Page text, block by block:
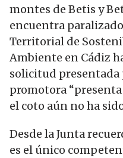
montes de Betis y
encuentra
Territorial de
Ambiente en Cádiz
solicitud presentada
promotora
el coto aún no ha
Desde la Junta
es el único